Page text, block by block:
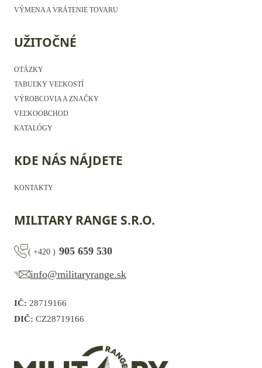
VÝMENA A VRÁTENIE TOVARU
UŽITOČNÉ
OTÁZKY
TABUĽKY VEĽKOSTÍ
VÝROBCOVIA A ZNAČKY
VEĽKOOBCHOD
KATALÓGY
KDE NÁS NÁJDETE
KONTAKTY
MILITARY RANGE S.R.O.
( +420 ) 905 659 530
info@militaryrange.sk
IČ: 28719166
DIČ: CZ28719166